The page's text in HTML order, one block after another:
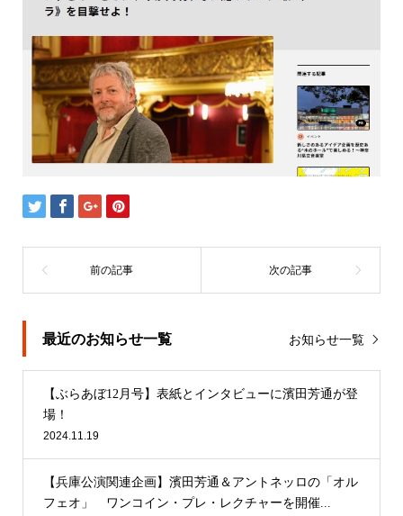
最近のお知らせ一覧 お知らせ一覧
【ぶらあぼ12月号】表紙とインタビューに濱田芳通が登
場！
2024.11.19
【兵庫公演関連企画】濱田芳通＆アントネッロの「オル
フェオ」 ワンコイン・プレ・レクチャーを開催...